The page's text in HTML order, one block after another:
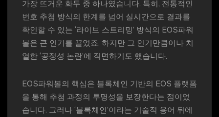
가장 뜨거운 화두 중 하나였습니다. 특히, 전통적인
번호 추첨 방식의 한계를 넘어 실시간으로 결과를
확인할 수 있는 ‘라이브 스트리밍’ 방식의 EOS파워
볼은 큰 인기를 끌었죠. 하지만 그 인기만큼이나 치
열한 ‘공정성 논란’에 직면하기도 했습니다.
EOS파워볼의 핵심은 블록체인 기반의 EOS 플랫폼
을 통해 추첨 과정의 투명성을 보장한다는 점이었
습니다. 그러나 ‘블록체인’이라는 기술적 용어 뒤에